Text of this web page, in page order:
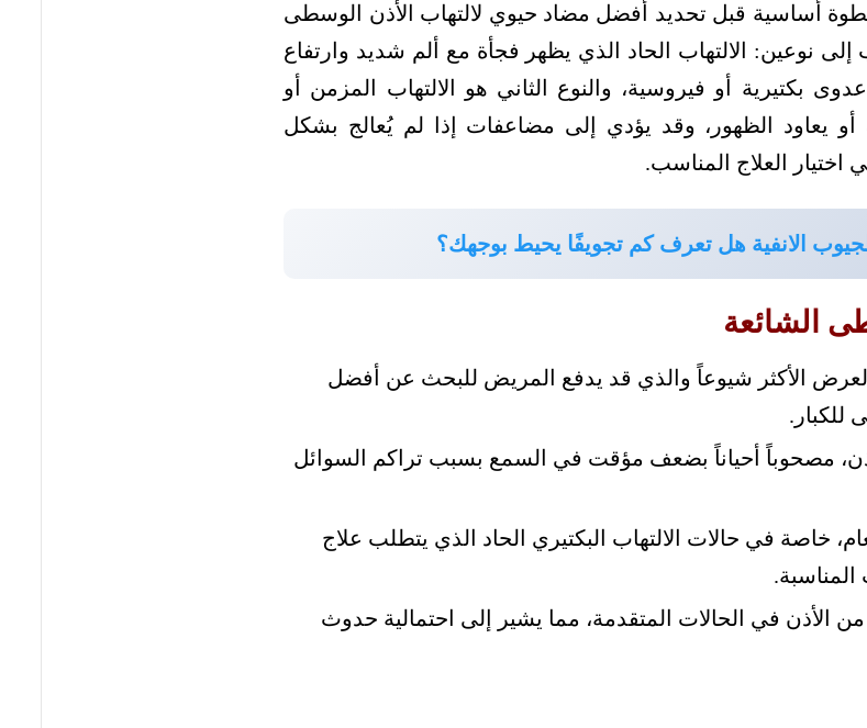
أساسية قبل تحديد أفضل مضاد حيوي لالتهاب الأذن الوسطى
إلى نوعين: الالتهاب الحاد الذي يظهر فجأة مع ألم شديد وارتفاع
بكتيرية أو فيروسية، والنوع الثاني هو الالتهاب المزمن أو
أو يعاود الظهور، وقد يؤدي إلى مضاعفات إذا لم يُعالج بشكل
العلاج المناسب.
الانفية هل تعرف كم تجويفًا يحيط بوجهك؟
الشائعة
العرض الأكثر شيوعاً والذي قد يدفع المريض للبحث عن أفضل
للكبار.
مصحوباً أحياناً بضعف مؤقت في السمع بسبب تراكم السوائل
خاصة في حالات الالتهاب البكتيري الحاد الذي يتطلب علاج
الأذن في الحالات المتقدمة، مما يشير إلى احتمالية حدوث